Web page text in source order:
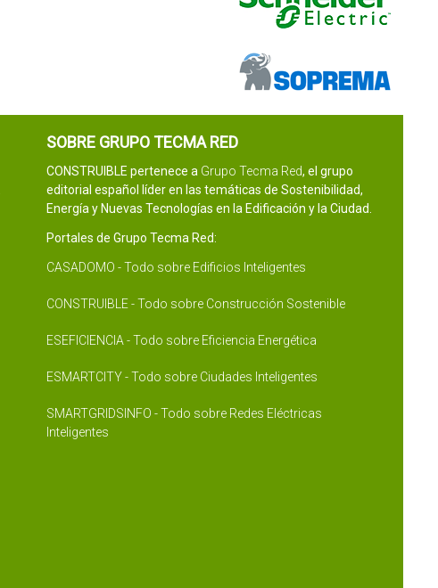
SOBRE GRUPO TECMA RED
CONSTRUIBLE pertenece a Grupo Tecma Red, el grupo
editorial español líder en las temáticas de Sostenibilidad,
Energía y Nuevas Tecnologías en la Edificación y la Ciudad.
Portales de Grupo Tecma Red:
CASADOMO - Todo sobre Edificios Inteligentes
CONSTRUIBLE - Todo sobre Construcción Sostenible
ESEFICIENCIA - Todo sobre Eficiencia Energética
ESMARTCITY - Todo sobre Ciudades Inteligentes
SMARTGRIDSINFO - Todo sobre Redes Eléctricas
Inteligentes